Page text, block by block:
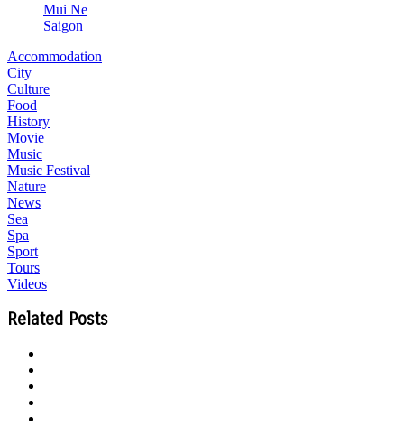
Mui Ne
Saigon
Accommodation
City
Culture
Food
History
Movie
Music
Music Festival
Nature
News
Sea
Spa
Sport
Tours
Videos
Related Posts